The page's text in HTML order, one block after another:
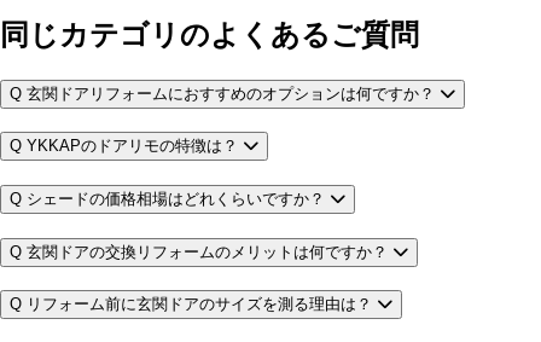
同じカテゴリのよくあるご質問
Q 玄関ドアリフォームにおすすめのオプションは何ですか？
Q YKKAPのドアリモの特徴は？
Q シェードの価格相場はどれくらいですか？
Q 玄関ドアの交換リフォームのメリットは何ですか？
Q リフォーム前に玄関ドアのサイズを測る理由は？